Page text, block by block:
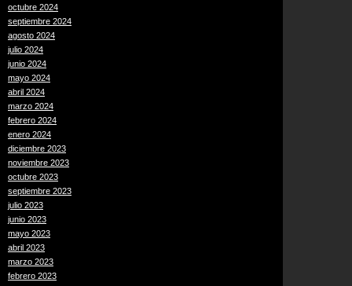
octubre 2024
septiembre 2024
agosto 2024
julio 2024
junio 2024
mayo 2024
abril 2024
marzo 2024
febrero 2024
enero 2024
diciembre 2023
noviembre 2023
octubre 2023
septiembre 2023
julio 2023
junio 2023
mayo 2023
abril 2023
marzo 2023
febrero 2023